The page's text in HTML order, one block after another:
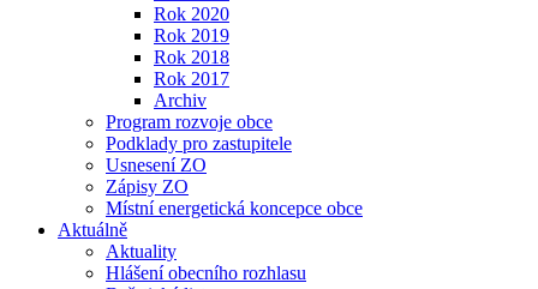
Rok 2020
Rok 2019
Rok 2018
Rok 2017
Archiv
Program rozvoje obce
Podklady pro zastupitele
Usnesení ZO
Zápisy ZO
Místní energetická koncepce obce
Aktuálně
Aktuality
Hlášení obecního rozhlasu